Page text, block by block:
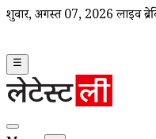
शुक्रवार, अगस्त 07, 2026 लाइव
☰